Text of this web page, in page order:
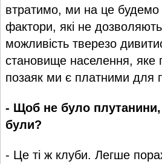
втратимо, ми на це будемо
фактори, які не
можливість тверезо
становище населення, яке
позаяк ми є платними для
- Щоб не було плутанини,
були?
- Це ті ж клуби. Легше